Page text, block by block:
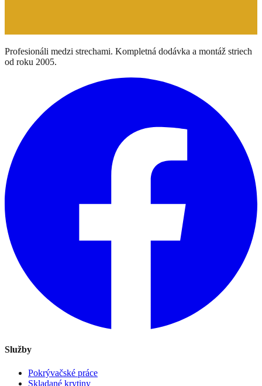
Profesionáli medzi strechami. Kompletná dodávka a montáž striech
od roku 2005.
Služby
Pokrývačské práce
Skladané krytiny